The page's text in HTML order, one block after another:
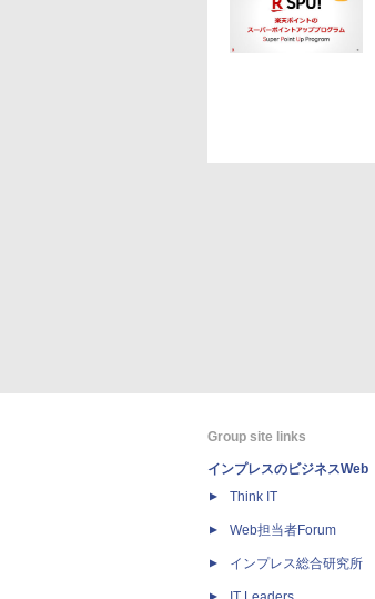
Group site links
インプレスのビジネスWeb
Think IT
Web担当者Forum
インプレス総合研究所